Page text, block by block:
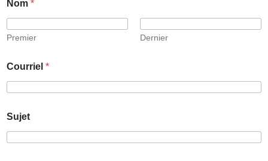
Nom *
Premier Dernier
Courriel *
Sujet